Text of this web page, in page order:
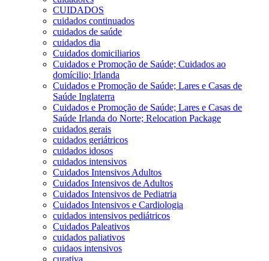
CUIDADOS
cuidados continuados
cuidados de saúde
cuidados dia
Cuidados domiciliarios
Cuidados e Promoção de Saúde; Cuidados ao
domícilio; Irlanda
Cuidados e Promoção de Saúde; Lares e Casas de
Saúde Inglaterra
Cuidados e Promoção de Saúde; Lares e Casas de
Saúde Irlanda do Norte; Relocation Package
cuidados gerais
cuidados geriátricos
cuidados idosos
cuidados intensivos
Cuidados Intensivos Adultos
Cuidados Intensivos de Adultos
Cuidados Intensivos de Pediatria
Cuidados Intensivos e Cardiologia
cuidados intensivos pediátricos
Cuidados Paleativos
cuidados paliativos
cuidaos intensivos
curativa